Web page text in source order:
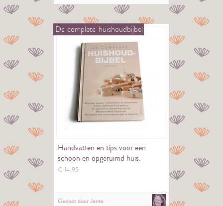
De complete huishoudbijbel
Handvatten en tips voor een
schoon en opgeruimd huis.
€ 14,95
Gespot doorJente